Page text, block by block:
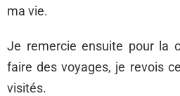
ma vie.
Je remercie ensuite pour la
faire des voyages, je revois
visités.